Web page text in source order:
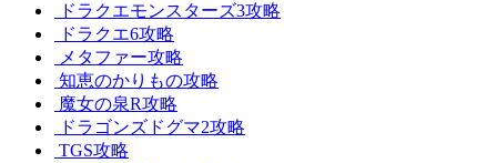
ドラクエモンスターズ3攻略
ドラクエ6攻略
メタファー攻略
知恵のかりもの攻略
魔女の泉R攻略
ドラゴンズドグマ2攻略
TGS攻略